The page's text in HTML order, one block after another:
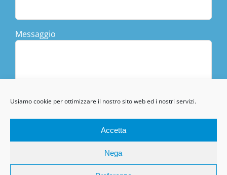
Usiamo cookie per ottimizzare il nostro sito web ed i nostri servizi.
Accetta
Nega
Messaggio